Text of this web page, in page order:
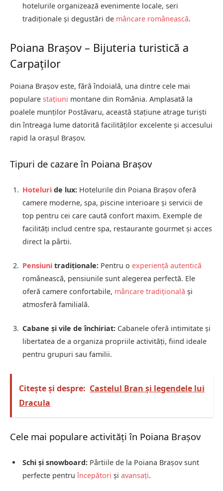
hotelurile organizează evenimente locale, seri
tradiționale și degustări de mâncare românească.
Poiana Brașov – Bijuteria turistică a
Carpaților
Poiana Brașov este, fără îndoială, una dintre cele mai
populare stațiuni montane din România. Amplasată la
poalele munților Postăvaru, această stațiune atrage turiști
din întreaga lume datorită facilităților excelente și accesului
rapid la orașul Brașov.
Tipuri de cazare în Poiana Brașov
Hoteluri de lux: Hotelurile din Poiana Brașov oferă
camere moderne, spa, piscine interioare și servicii de
top pentru cei care caută confort maxim. Exemple de
facilități includ centre spa, restaurante gourmet și acces
direct la pârtii.
Pensiuni tradiționale: Pentru o experiență autentică
românească, pensiunile sunt alegerea perfectă. Ele
oferă camere confortabile, mâncare tradițională și
atmosferă familială.
Cabane și vile de închiriat: Cabanele oferă intimitate și
libertatea de a organiza propriile activități, fiind ideale
pentru grupuri sau familii.
Citește și despre: Castelul Bran și legendele lui
Dracula
Cele mai populare activități în Poiana Brașov
Schi și snowboard: Pârtiile de la Poiana Brașov sunt
perfecte pentruîncepători și avansați.